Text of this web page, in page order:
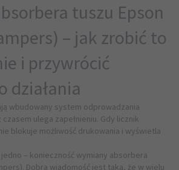
tuszu Epson
– jak zrobić to
i przywrócić
działania
wbudowany system odprowadzania
ulega zapełnieniu. Gdy licznik
blokuje możliwość drukowania i wyświetla
– konieczność wymiany absorbera
Dobra wiadomość jest taka, że w wielu